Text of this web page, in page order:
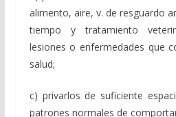
alimento, aire, v. de resguardo
tiempo y tratamiento
lesiones o enfermedades que
salud;
c) privarlos de suficiente
patrones normales de